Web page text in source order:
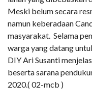
Meski belum secara
namun keberadaan
masyarakat. Selama
warga yang datang
DIY Ari Susanti
beserta sarana
2020.( 02-mcb )